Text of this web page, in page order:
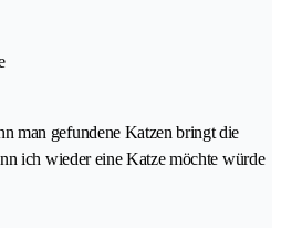
man gefundene Katzen bringt die
ich wieder eine Katze möchte würde